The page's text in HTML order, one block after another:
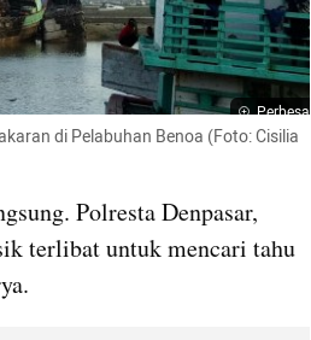
Perbesar
di Pelabuhan Benoa (Foto: Cisilia
Polresta Denpasar,